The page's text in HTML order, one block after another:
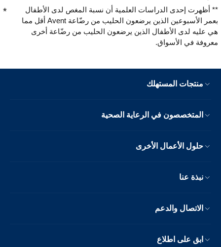
** أظهرت إحدى الدراسات العلمية أن نسبة المغص لدى الأطفال
بعمر الأسبوعين الذين يرضعون الحليب من رضّاعة Avent أقل مما
هي عليه لدى الأطفال الذين يرضعون الحليب من رضّاعة أخرى
معروفة في الأسواق.
منتجات المستهلك
المتخصصون في الرعاية الصحية
حلول الأعمال الأخرى
نبذة عنا
الاتصال والدعم
ابق على اطلاع